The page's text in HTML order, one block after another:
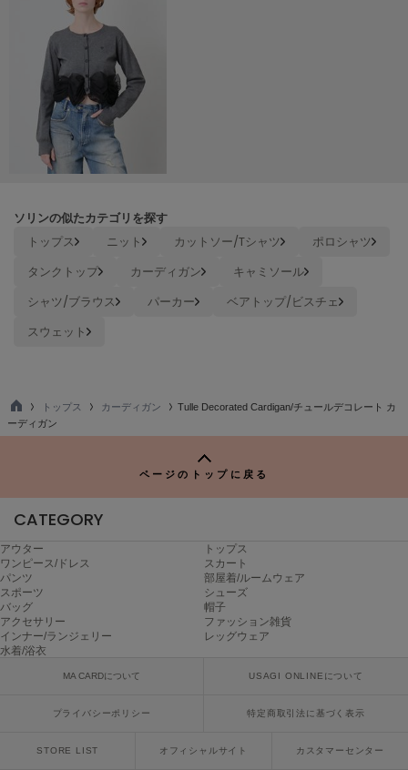
モワージュ
MUCHA
ミュシャ
NEW Balance
ニューバランス
ネズ
ナイキ
NOWNS
ORGUE
オルグ
ORR
オル
フィリーチョコレート
ソリンの似たカテゴリを探す
トップス ニット カットソー/Tシャツ
ポロシャツ
タンクトップ
カーディガン
キャミソール
シャツ/ブラウス
パーカー
ベアトップ/ビスチェ
スウェット
TO
P
トップス カーディガン
Tulle Decorated Cardigan/チュールデコレート カ
ーディガン
ページのトップに戻る
CATEGORY
アウター
トップス
ワンピース/ドレス
スカート
パンツ
部屋着/ルームウェア
スポーツ
シューズ
バッグ
帽子
アクセサリー
ファッション雑貨
インナー/ランジェリー
レッグウェア
水着/浴衣
MA CARDについて USAGI ONLINEについて
プライバシーポリシー 特定商取引法に基づく表示
STORE LIST オフィシャルサイト カスタマーセンター